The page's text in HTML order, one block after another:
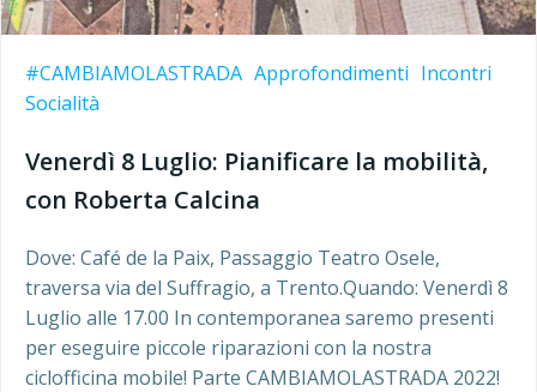
#CAMBIAMOLASTRADA Approfondimenti Incontri
Socialità
Venerdì 8 Luglio: Pianificare la mobilità,
con Roberta Calcina
Dove: Café de la Paix, Passaggio Teatro Osele,
traversa via del Suffragio, a Trento.Quando: Venerdì 8
Luglio alle 17.00 In contemporanea saremo presenti
per eseguire piccole riparazioni con la nostra
ciclofficina mobile! Parte CAMBIAMOLASTRADA 2022!